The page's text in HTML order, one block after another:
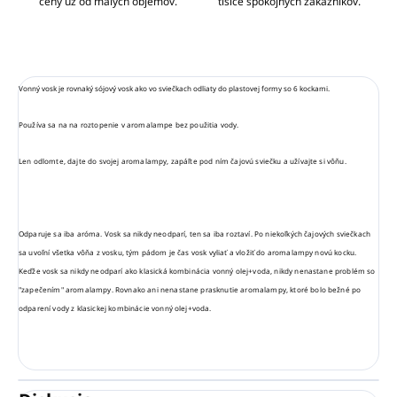
Vonný vosk je rovnaký sójový vosk ako vo sviečkach odliaty do plastovej formy so 6 kockami.
Používa sa na na roztopenie v aromalampe bez použitia vody.
Len odlomte, dajte do svojej aromalampy, zapáľte pod ním čajovú sviečku a užívajte si vôňu.
Odparuje sa iba aróma. Vosk sa nikdy neodparí, ten sa iba roztaví. Po niekoľkých čajových sviečkach
sa uvoľní všetka vôňa z vosku, tým pádom je čas vosk vyliať a vložiť do aromalampy novú kocku.
Keďže vosk sa nikdy neodparí ako klasická kombinácia vonný olej+voda, nikdy nenastane problém so
"zapečením" aromalampy. Rovnako ani nenastane prasknutie aromalampy, ktoré bolo bežné po
odparení vody z klasickej kombinácie vonný olej+voda.